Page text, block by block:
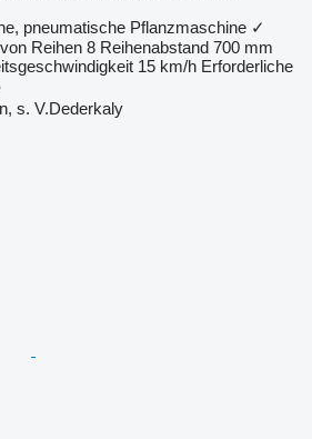
pneumatische Pflanzmaschine ✓
Reihen 8 Reihenabstand 700 mm
15 km/h Erforderliche
s. V.Dederkaly